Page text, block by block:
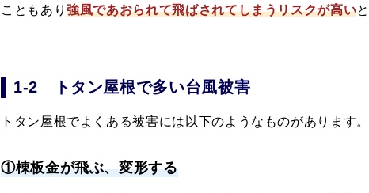
こともあり強風であおられて飛ばされてしまうリスクが高い
1-2 トタン屋根で多い台風被害
トタン屋根でよくある被害には以下のようなものがあります。
①棟板金が飛ぶ、変形する